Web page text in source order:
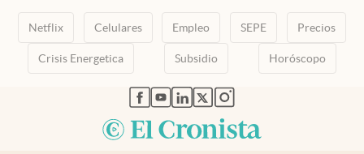
Netflix Celulares Empleo SEPE Precios
Crisis Energetica Subsidio Horóscopo
abre en nueva pestaña
abre en nueva pestaña
abre en nueva pestaña
abre en nueva pestaña
abre en nueva pestaña